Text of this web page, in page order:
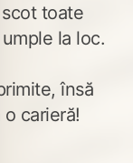
toate
la loc.
însă
carieră!